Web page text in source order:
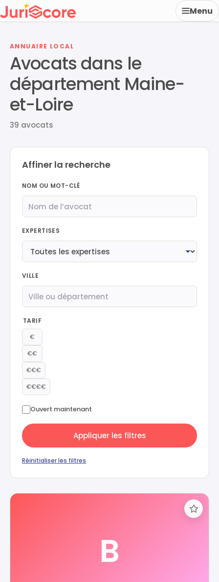
Menu
ANNUAIRE LOCAL
Avocats dans le
département Maine-
et-Loire
39 avocats
Affiner la recherche
NOM OU MOT-CLÉ
EXPERTISES
VILLE
TARIF
€
€€
€€€
€€€€
Ouvert maintenant
Appliquer les filtres
Réinitialiser les filtres
B